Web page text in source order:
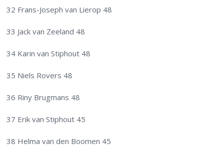
32 Frans-Joseph van Lierop 48
33 Jack van Zeeland 48
34 Karin van Stiphout 48
35 Niels Rovers 48
36 Riny Brugmans 48
37 Erik van Stiphout 45
38 Helma van den Boomen 45